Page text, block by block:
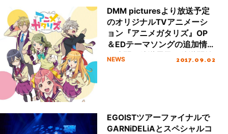
DMM picturesより放送予定
のオリジナルTVアニメーシ
ョン『アニメガタリズ』OP
＆EDテーマソングの追加情報
を公開＆放送局及び放送開始
NEWS 2017.09.02
EGOISTツアーファイナルで
GARNiDELiAとスペシャルコ